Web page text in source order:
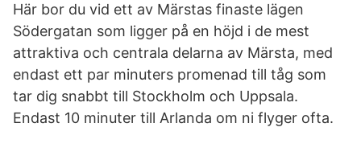
Här bor du vid ett av Märstas finaste lägen
Södergatan som ligger på en höjd i de mest
attraktiva och centrala delarna av Märsta, med
endast ett par minuters promenad till tåg som
tar dig snabbt till Stockholm och Uppsala.
Endast 10 minuter till Arlanda om ni flyger ofta.